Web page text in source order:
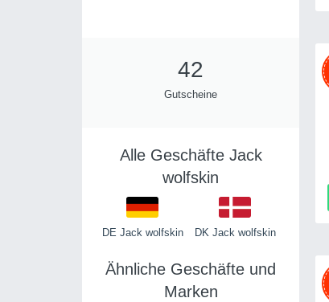
42
Gutscheine
Alle Geschäfte Jack
wolfskin
DE Jack wolfskin DK Jack wolfskin
Ähnliche Geschäfte und
Marken